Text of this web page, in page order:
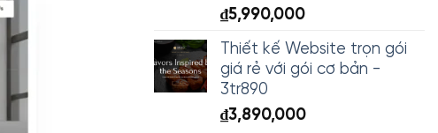
₫5,990,000
Thiết kế Website trọn gói
giá rẻ với gói cơ bản -
3tr890
₫3,890,000